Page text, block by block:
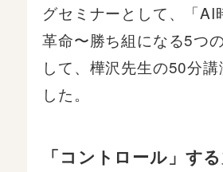
グセミナーとして、「AI
革命〜勝ち組になる5つ
して、樺沢先生の50分講
した。
「コントロール」す